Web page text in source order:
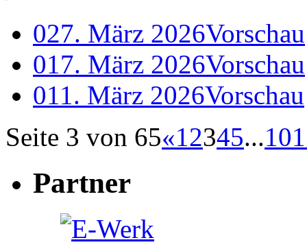
027. März 2026Vorschau
017. März 2026Vorschau
011. März 2026Vorschau
Seite 3 von 65«12345...10
Partner